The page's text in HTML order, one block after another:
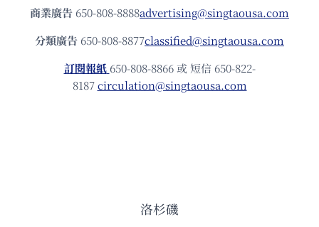
商業廣告 650-808-8888advertising@singtaousa.com
分類廣告 650-808-8877classified@singtaousa.com
訂閱報紙 650-808-8866 或 短信 650-822-
8187circulation@singtaousa.com
洛杉磯